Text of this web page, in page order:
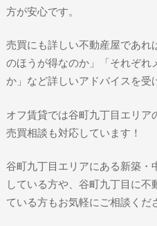
方が安心です。
売買にも詳しい不動産屋であれ
のほうが得なのか」「それぞれ
か」など詳しいアドバイスを受
オフ賃貸では谷町九丁目エリ
売買相談も対応しています！
谷町九丁目エリアにある新築・
している方や、谷町九丁目に
ている方もお気軽にご相談くだ